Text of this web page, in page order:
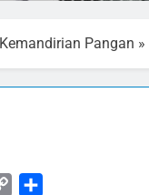
Pangan »
Copy